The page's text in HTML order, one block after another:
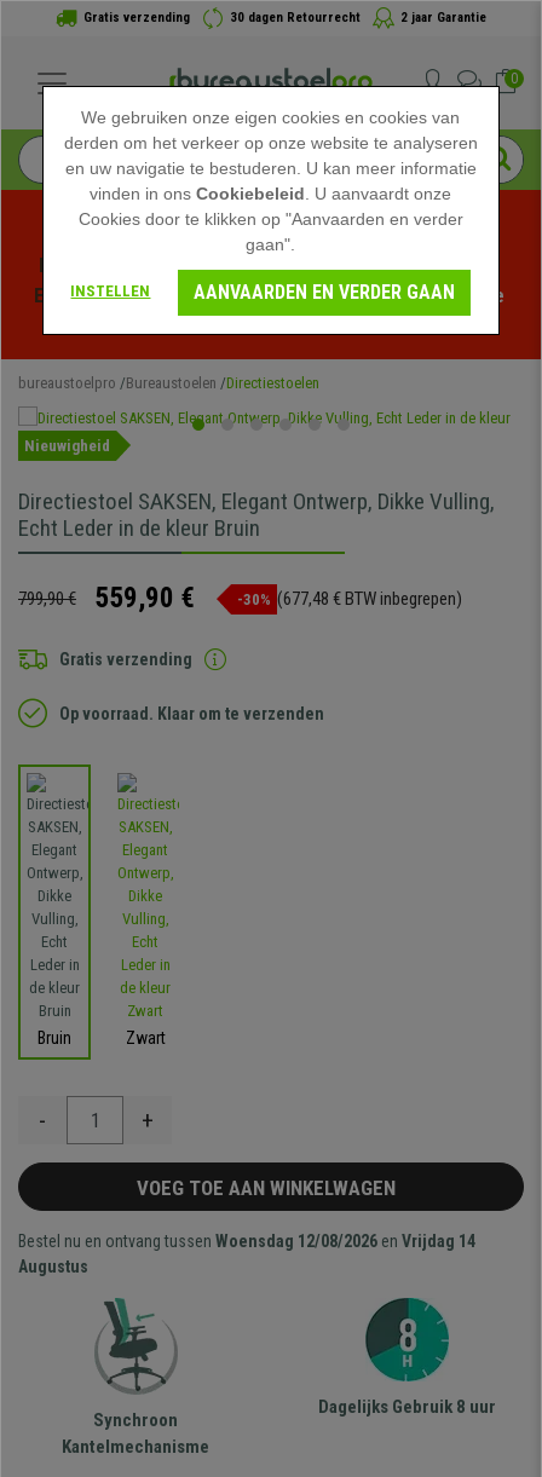
Gratis verzending 30 dagen Retourrecht 2 jaar Garantie
0
Profiteer van de Zomeruitverkoop bij bureaustoelpro!
Exclusieve kortingen voor een beperkte tijd - Bekijk de
bureaustoelpro Bureaustoelen Directiestoelen
Nieuwigheid
Directiestoel SAKSEN, Elegant Ontwerp, Dikke Vulling,
Echt Leder in de kleur Bruin
799,90 € 559,90 € -30% (677,48 € BTW inbegrepen)
Gratis verzending
Op voorraad. Klaar om te verzenden
Bruin Zwart
- +
VOEG TOE AAN WINKELWAGEN
Bestel nu en ontvang tussen Woensdag 12/08/2026 en Vrijdag 14
Augustus
Synchroon
Kantelmechanisme
Dagelijks Gebruik 8 uur
We gebruiken onze eigen cookies en cookies van
derden om het verkeer op onze website te analyseren
en uw navigatie te bestuderen. U kan meer informatie
vinden in onsCookiebeleid . U aanvaardt onze
Cookies door te klikken op "Aanvaarden en verder
gaan".
INSTELLEN AANVAARDEN EN VERDER GAAN